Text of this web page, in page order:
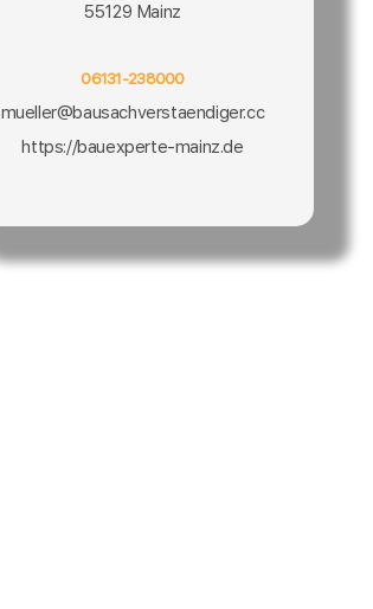
55129 Mainz
06131-238000
mueller@bausachverstaendiger.cc
https://bauexperte-mainz.de